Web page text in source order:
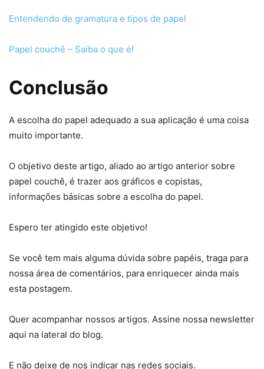
Entendendo de gramatura e tipos de papel
Papel couchê – Saiba o que é!
Conclusão
A escolha do papel adequado a sua aplicação é uma coisa
muito importante.
O objetivo deste artigo, aliado ao artigo anterior sobre
papel couchê, é trazer aos gráficos e copistas,
informações básicas sobre a escolha do papel.
Espero ter atingido este objetivo!
Se você tem mais alguma dúvida sobre papéis, traga para
nossa área de comentários, para enriquecer ainda mais
esta postagem.
Quer acompanhar nossos artigos. Assine nossa newsletter
aqui na lateral do blog.
E não deixe de nos indicar nas redes sociais.